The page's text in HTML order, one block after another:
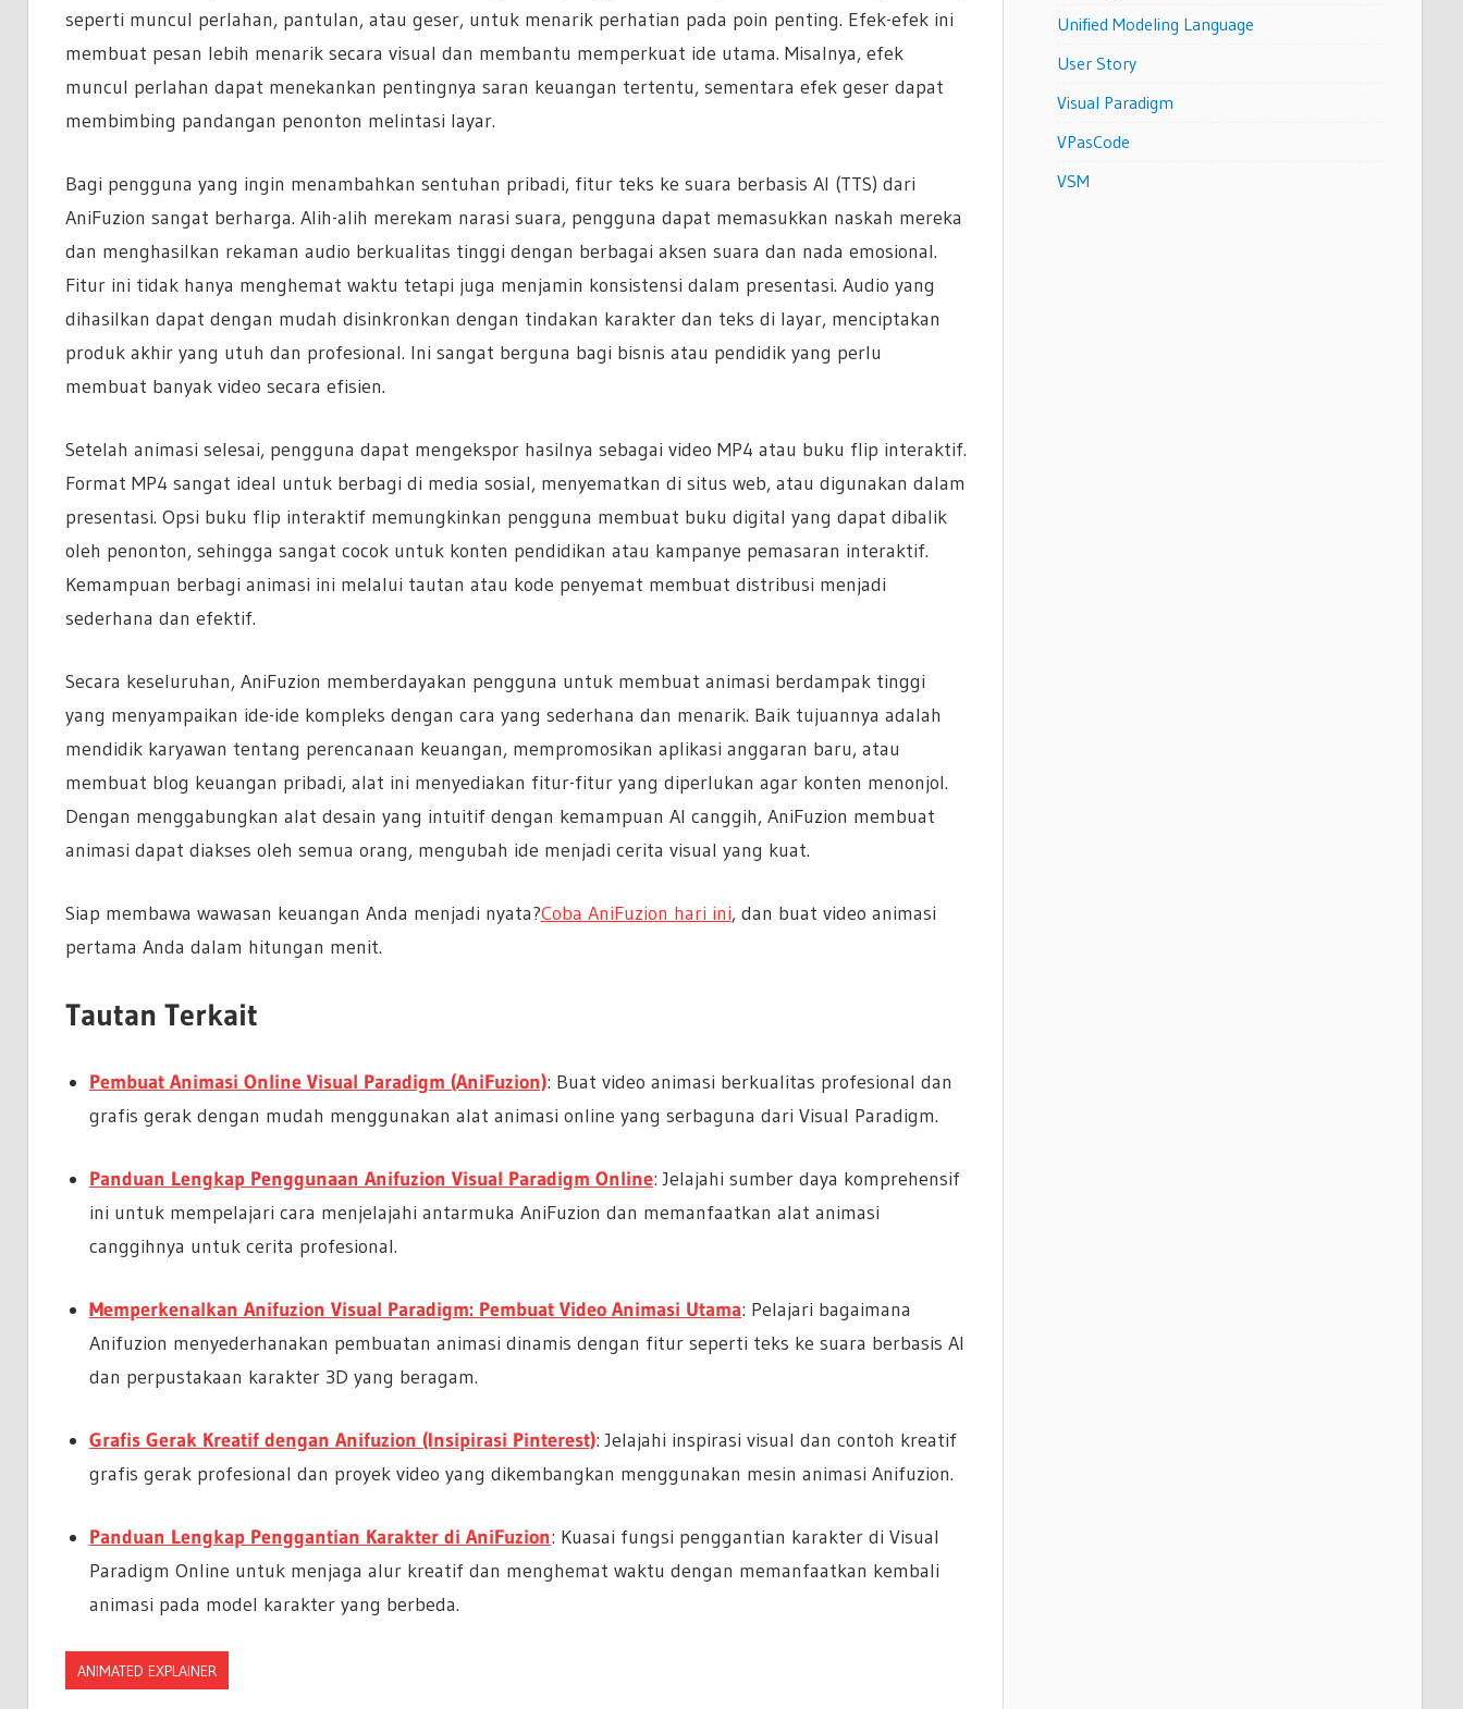
seperti muncul perlahan, pantulan, atau geser, untuk menarik perhatian pada poin penting. Efek-efek ini
membuat pesan lebih menarik secara visual dan membantu memperkuat ide utama. Misalnya, efek
muncul perlahan dapat menekankan pentingnya saran keuangan tertentu, sementara efek geser dapat
membimbing pandangan penonton melintasi layar.
Bagi pengguna yang ingin menambahkan sentuhan pribadi, fitur teks ke suara berbasis AI (TTS) dari
AniFuzion sangat berharga. Alih-alih merekam narasi suara, pengguna dapat memasukkan naskah mereka
dan menghasilkan rekaman audio berkualitas tinggi dengan berbagai aksen suara dan nada emosional.
Fitur ini tidak hanya menghemat waktu tetapi juga menjamin konsistensi dalam presentasi. Audio yang
dihasilkan dapat dengan mudah disinkronkan dengan tindakan karakter dan teks di layar, menciptakan
produk akhir yang utuh dan profesional. Ini sangat berguna bagi bisnis atau pendidik yang perlu
membuat banyak video secara efisien.
Setelah animasi selesai, pengguna dapat mengekspor hasilnya sebagai video MP4 atau buku flip interaktif.
Format MP4 sangat ideal untuk berbagi di media sosial, menyematkan di situs web, atau digunakan dalam
presentasi. Opsi buku flip interaktif memungkinkan pengguna membuat buku digital yang dapat dibalik
oleh penonton, sehingga sangat cocok untuk konten pendidikan atau kampanye pemasaran interaktif.
Kemampuan berbagi animasi ini melalui tautan atau kode penyemat membuat distribusi menjadi
sederhana dan efektif.
Secara keseluruhan, AniFuzion memberdayakan pengguna untuk membuat animasi berdampak tinggi
yang menyampaikan ide-ide kompleks dengan cara yang sederhana dan menarik. Baik tujuannya adalah
mendidik karyawan tentang perencanaan keuangan, mempromosikan aplikasi anggaran baru, atau
membuat blog keuangan pribadi, alat ini menyediakan fitur-fitur yang diperlukan agar konten menonjol.
Dengan menggabungkan alat desain yang intuitif dengan kemampuan AI canggih, AniFuzion membuat
animasi dapat diakses oleh semua orang, mengubah ide menjadi cerita visual yang kuat.
Siap membawa wawasan keuangan Anda menjadi nyata?Coba AniFuzion hari ini, dan buat video animasi
pertama Anda dalam hitungan menit.
Tautan Terkait
Pembuat Animasi Online Visual Paradigm (AniFuzion): Buat video animasi berkualitas profesional dan
grafis gerak dengan mudah menggunakan alat animasi online yang serbaguna dari Visual Paradigm.
Panduan Lengkap Penggunaan Anifuzion Visual Paradigm Online: Jelajahi sumber daya komprehensif
ini untuk mempelajari cara menjelajahi antarmuka AniFuzion dan memanfaatkan alat animasi
canggihnya untuk cerita profesional.
Memperkenalkan Anifuzion Visual Paradigm: Pembuat Video Animasi Utama: Pelajari bagaimana
Anifuzion menyederhanakan pembuatan animasi dinamis dengan fitur seperti teks ke suara berbasis AI
dan perpustakaan karakter 3D yang beragam.
Grafis Gerak Kreatif dengan Anifuzion (Insipirasi Pinterest): Jelajahi inspirasi visual dan contoh kreatif
grafis gerak profesional dan proyek video yang dikembangkan menggunakan mesin animasi Anifuzion.
Panduan Lengkap Penggantian Karakter di AniFuzion: Kuasai fungsi penggantian karakter di Visual
Paradigm Online untuk menjaga alur kreatif dan menghemat waktu dengan memanfaatkan kembali
animasi pada model karakter yang berbeda.
ANIMATED EXPLAINER
Unified Modeling Language
User Story
Visual Paradigm
VPasCode
VSM